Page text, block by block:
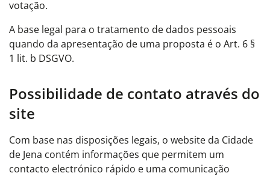
votação.
A base legal para o tratamento de dados pessoais
quando da apresentação de uma proposta é o Art. 6 §
1 lit. b DSGVO.
Possibilidade de contato através do
site
Com base nas disposições legais, o website da Cidade
de Jena contém informações que permitem um
contacto electrónico rápido e uma comunicação